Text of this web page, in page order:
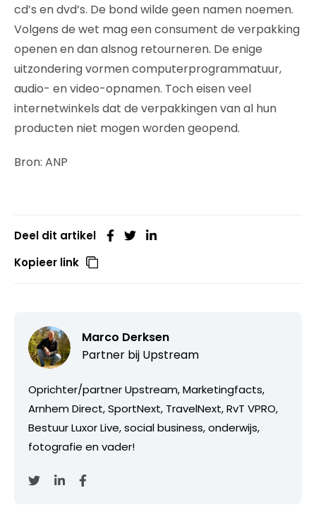
cd’s en dvd’s. De bond wilde geen namen noemen.
Volgens de wet mag een consument de verpakking
openen en dan alsnog retourneren. De enige
uitzondering vormen computerprogrammatuur,
audio- en video-opnamen. Toch eisen veel
internetwinkels dat de verpakkingen van al hun
producten niet mogen worden geopend.
Bron: ANP
Deel dit artikel
Kopieer link
Marco Derksen
Partner bij Upstream
Oprichter/partner Upstream, Marketingfacts,
Arnhem Direct, SportNext, TravelNext, RvT VPRO,
Bestuur Luxor Live, social business, onderwijs,
fotografie en vader!